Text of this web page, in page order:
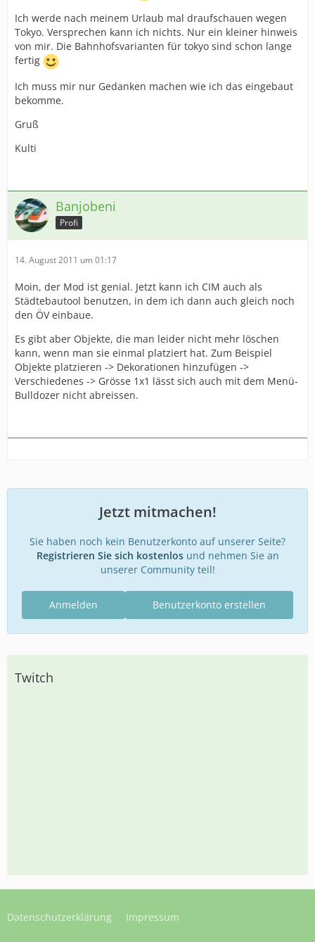
Ich werde nach meinem Urlaub mal draufschauen wegen
Tokyo. Versprechen kann ich nichts. Nur ein kleiner hinweis
von mir. Die Bahnhofsvarianten für tokyo sind schon lange
fertig
Ich muss mir nur Gedanken machen wie ich das eingebaut
bekomme.
Gruß
Kulti
Banjobeni
Profi
14. August 2011 um 01:17
Moin, der Mod ist genial. Jetzt kann ich CIM auch als
Städtebautool benutzen, in dem ich dann auch gleich noch
den ÖV einbaue.
Es gibt aber Objekte, die man leider nicht mehr löschen
kann, wenn man sie einmal platziert hat. Zum Beispiel
Objekte platzieren -> Dekorationen hinzufügen ->
Verschiedenes -> Grösse 1x1 lässt sich auch mit dem Menü-
Bulldozer nicht abreissen.
Jetzt mitmachen!
Sie haben noch kein Benutzerkonto auf unserer Seite?
Registrieren Sie sich kostenlosund nehmen Sie an
unserer Community teil!
Benutzerkonto erstellen
Anmelden
Twitch
Datenschutzerklärung Impressum